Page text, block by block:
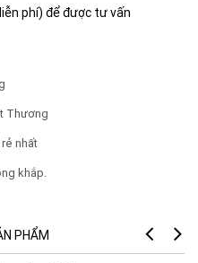
phí) để được tư vấn
Thương
nhất
khắp.
PHẨM